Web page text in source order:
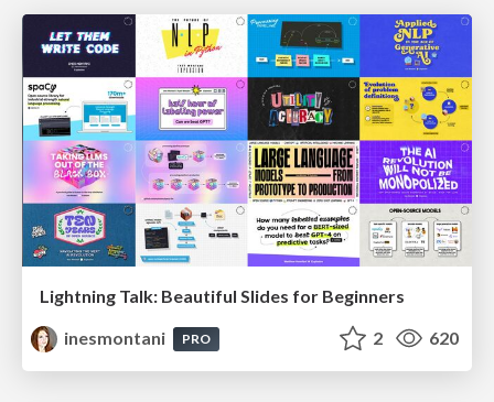
Lightning Talk: Beautiful Slides for Beginners
inesmontani
PRO 2 620